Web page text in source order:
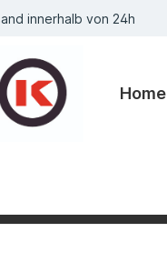
springen
innerhalb von 24h
Home